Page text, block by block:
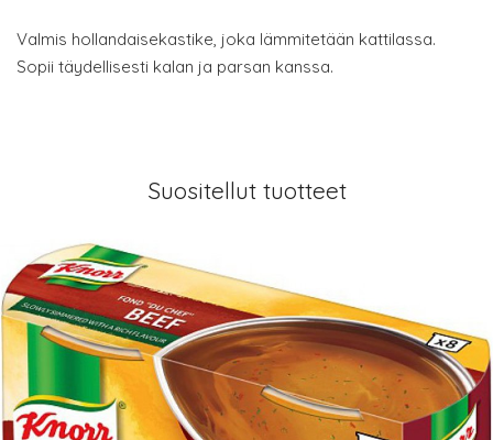
Valmis hollandaisekastike, joka lämmitetään kattilassa.
Sopii täydellisesti kalan ja parsan kanssa.
Suositellut tuotteet